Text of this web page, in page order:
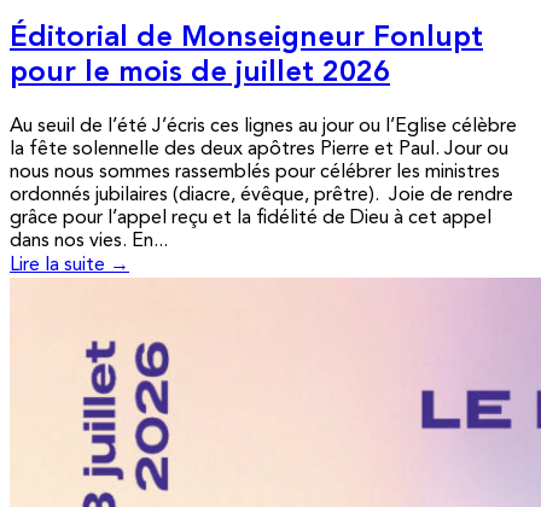
Éditorial de Monseigneur Fonlupt
pour le mois de juillet 2026
Au seuil de l’été J’écris ces lignes au jour ou l’Eglise célèbre
la fête solennelle des deux apôtres Pierre et Paul. Jour ou
nous nous sommes rassemblés pour célébrer les ministres
ordonnés jubilaires (diacre, évêque, prêtre). Joie de rendre
grâce pour l’appel reçu et la fidélité de Dieu à cet appel
dans nos vies. En...
Lire la suite →